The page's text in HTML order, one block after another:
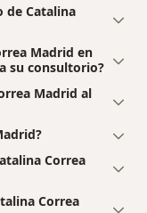
de Catalina
Madrid en
su consultorio?
Madrid al
Correa
Correa